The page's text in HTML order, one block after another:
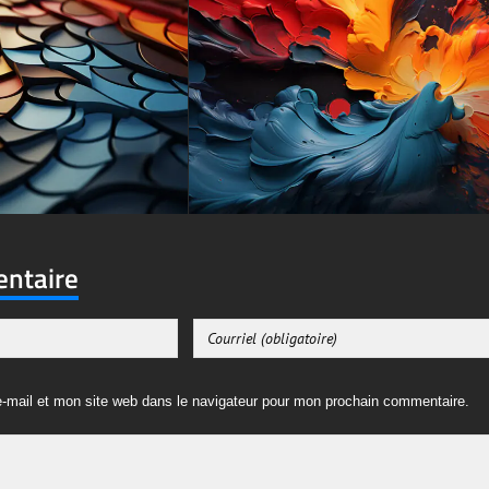
et mon site web dans le navigateur pour mon prochain commentaire.